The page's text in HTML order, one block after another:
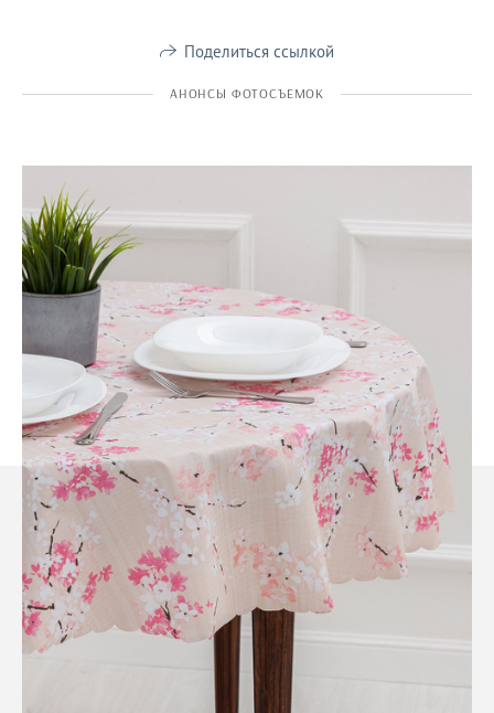
Поделиться ссылкой
АНОНСЫ ФОТОСЪЕМОК